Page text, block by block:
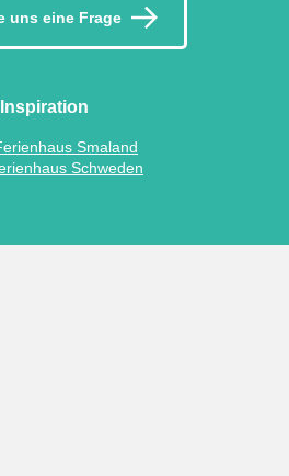
uns eine Frage
Inspiration
Smaland
Schweden